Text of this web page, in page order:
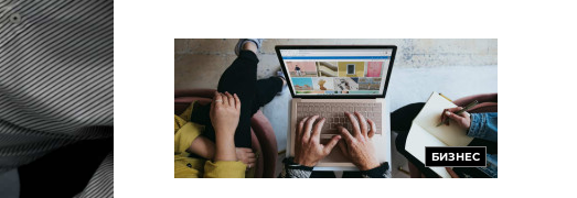
БИЗНЕС